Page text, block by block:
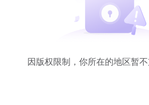
因版权限制，你所在的地区暂